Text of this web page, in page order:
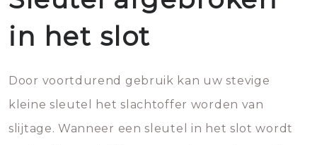
in het slot
Door voortdurend gebruik kan uw stevige
kleine sleutel het slachtoffer worden van
slijtage. Wanneer een sleutel in het slot wordt